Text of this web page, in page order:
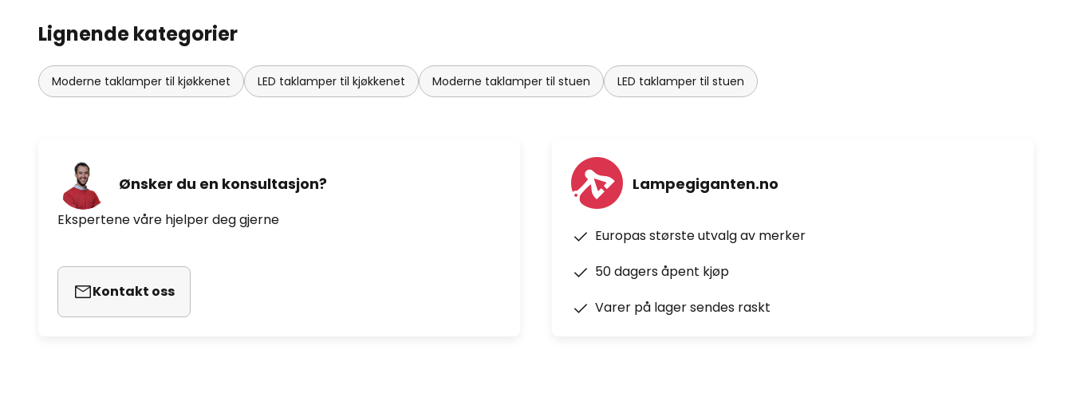
Lignende kategorier
Moderne taklamper til kjøkkenet LED taklamper til kjøkkenet Moderne taklamper til stuen LED taklamper til stuen
Ønsker du en konsultasjon?
Ekspertene våre hjelper deg gjerne
Kontakt oss
Lampegiganten.no
Europas største utvalg av merker
50 dagers åpent kjøp
Varer på lager sendes raskt